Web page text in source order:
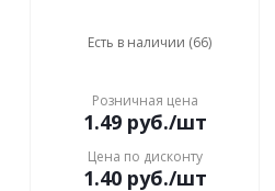
Есть в наличии (66)
Розничная цена
1.49руб./шт
Цена по дисконту
1.40руб./шт